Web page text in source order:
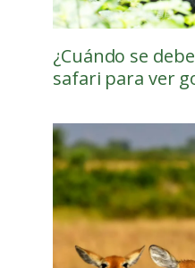
¿Cuándo se
safari para ver